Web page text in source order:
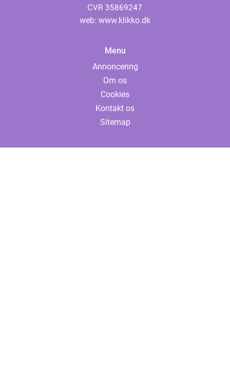
web: www.klikko.dk
Menu
Annoncering
Om os
Cookies
Kontakt os
Sitemap